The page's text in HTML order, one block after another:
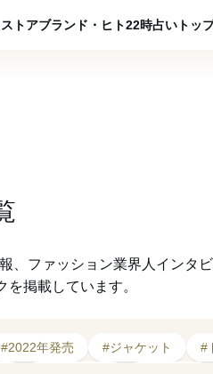
ストアブランド・ヒト22時占い トッ
、ファッション業界人インタ
掲載しています。
#2022年発売 #ジャケット #